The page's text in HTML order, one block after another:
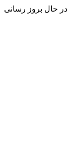
در حال بروز رسانی